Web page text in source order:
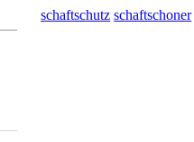
schaftschutz schaftschoner